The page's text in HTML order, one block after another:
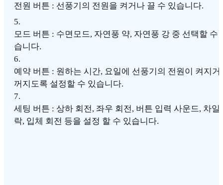
전원 버튼 : 선풍기의 전원을 켜거나 끌 수 있습니다.
5.
모드 버튼 : 수면모드, 자연풍 약, 자연풍 강 중 선택할 수
습니다.
6.
예약 버튼 : 원하는 시간, 요일에 선풍기의 전원이 켜지거
꺼지도록 설정할 수 있습니다.
7.
세팅 버튼 : 상하 회전, 좌우 회전, 버튼 입력 사운드, 차일
락, 입체 회전 등을 설정 할 수 있습니다.